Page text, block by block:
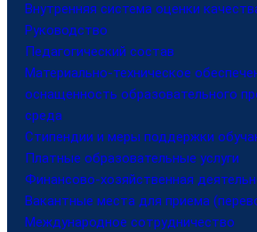
Внутренняя система оценки
Руководство
Педагогический состав
Материально-техническое
оснащенность образовательного
среда
Стипендии и меры поддержки
Платные образовательные услуги
Финансово-хозяйственная
Вакантные места для приема
Международное сотрудничество